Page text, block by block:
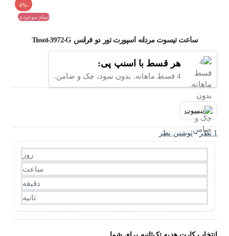
-4%
اتمام موجودی
ساعت تیسوت مردانه اسپورت تور دو فرانس Tissot-3972-G
هر قسط با اسنپ پی:
4 قسط ماهانه. بدون سود، چک و ضامن.
1 نظر - نوشتن نظر
روز
ساعت
دقیقه
ثانیه